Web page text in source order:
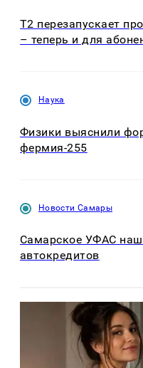
Т2 перезапускает
– теперь и для
Наука
Физики выяснили
фермия-255
Новости Самары
Самарское УФАС
автокредитов